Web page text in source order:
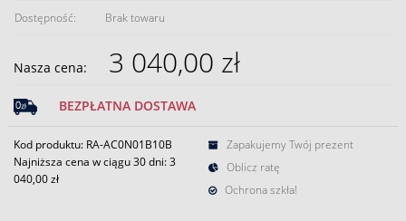
Dostępność: Brak towaru
Nasza cena: 3 040,00 zł
BEZPŁATNA DOSTAWA
Kod produktu: RA-AC0N01B10B
Najniższa cena w ciągu 30 dni:3
040,00 zł
Zapakujemy Twój prezent
Oblicz ratę
Ochrona szkła!